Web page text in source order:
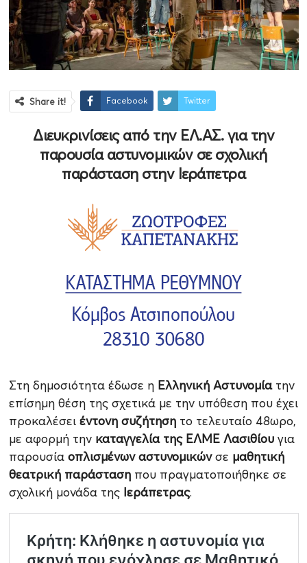
Share it! Facebook Twitter
Διευκρινίσεις από την ΕΛ.ΑΣ. για την
παρουσία αστυνομικών σε σχολική
παράσταση στην Ιεράπετρα
Στη δημοσιότητα έδωσε η Ελληνική Αστυνομίατην
επίσημη θέση της σχετικά με την υπόθεση που έχει
προκαλέσει έντονη συζήτησητο τελευταίο 48ωρο,
με αφορμή την καταγγελία της ΕΛΜΕ Λασιθίουγια
παρουσία οπλισμένων αστυνομικώνσε μαθητική
θεατρική παράστασηπου πραγματοποιήθηκε σε
σχολική μονάδα της Ιεράπετρας.